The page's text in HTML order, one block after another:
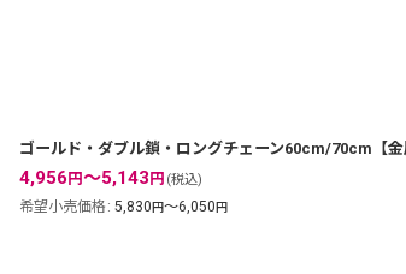
ゴールド・ダブル鎖・ロングチェーン60cm/70cm【
4,956 円～5,143 円 (税込)
希望小売価格 : 5,830円～6,050円